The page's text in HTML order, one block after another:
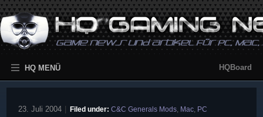
HQ MENÜ HQBoard
23. Juli 2004 Filed under: C&C Generals Mods, Mac, PC